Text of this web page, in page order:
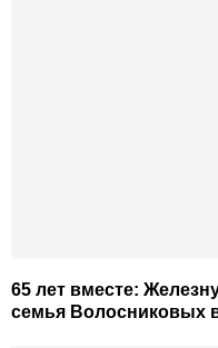
65 лет вместе:
семья Волосниковых